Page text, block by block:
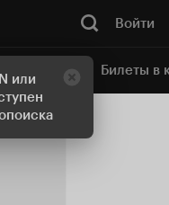
или
Войти
Билеты в